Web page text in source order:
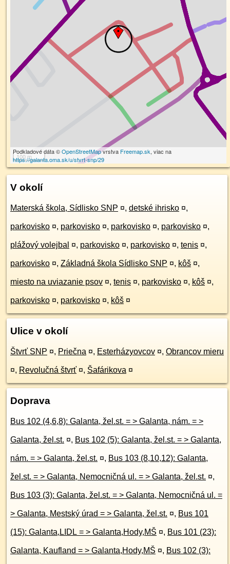
100 m
Podkladové dáta ©OpenStreetMapvrstva Freemap.sk, viac na
https://galanta.oma.sk/u/stvrt-snp/29
V okolí
Materská škola, Sídlisko SNP ¤, detské ihrisko ¤,
parkovisko ¤, parkovisko ¤, parkovisko ¤, parkovisko ¤,
plážový volejbal ¤, parkovisko ¤, parkovisko ¤, tenis ¤,
parkovisko ¤, Základná škola Sídlisko SNP ¤, kôš ¤,
miesto na uviazanie psov ¤, tenis ¤, parkovisko ¤, kôš ¤,
parkovisko ¤, parkovisko ¤, kôš ¤
Ulice v okolí
Štvrť SNP ¤, Priečna ¤, Esterházyovcov ¤, Obrancov mieru
¤, Revolučná štvrť ¤, Šafárikova ¤
Doprava
Bus 102 (4,6,8): Galanta, žel.st. = > Galanta, nám. = >
Galanta, žel.st. ¤, Bus 102 (5): Galanta, žel.st. = > Galanta,
nám. = > Galanta, žel.st. ¤, Bus 103 (8,10,12): Galanta,
žel.st. = > Galanta, Nemocničná ul. = > Galanta, žel.st. ¤,
Bus 103 (3): Galanta, žel.st. = > Galanta, Nemocničná ul. =
> Galanta, Mestský úrad = > Galanta, žel.st. ¤, Bus 101
(15): Galanta,LIDL = > Galanta,Hody,MŠ ¤, Bus 101 (23):
Galanta, Kaufland = > Galanta,Hody,MŠ ¤, Bus 102 (3):